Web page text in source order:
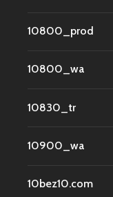
10800_prod
10800_wa
10830_tr
10900_wa
10bez10.com